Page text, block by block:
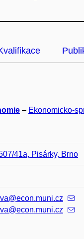
– Ekonomicko-
41a, Pisárky, Brno